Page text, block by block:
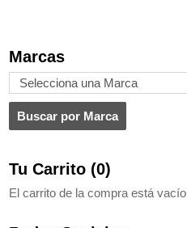
Marcas
Tu Carrito (0)
El carrito de la compra está vacío